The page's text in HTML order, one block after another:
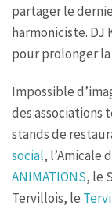
partager le
harmoniciste. DJ
pour prolonger
Impossible
des associations
stands de
social, l’Amicale
ANIMATIONS, le
Tervillois, le